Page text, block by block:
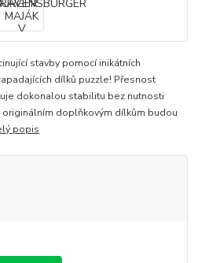
stavby pomocí inikátních
dílků puzzle! Přesnost
dokonalou stabilitu bez nutnosti
doplňkovým dílkům budou
popis